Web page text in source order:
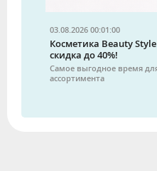
03.08.2026 00:01:00
Косметика Beauty
скидка до 40%!
Самое выгодное время
ассортимента